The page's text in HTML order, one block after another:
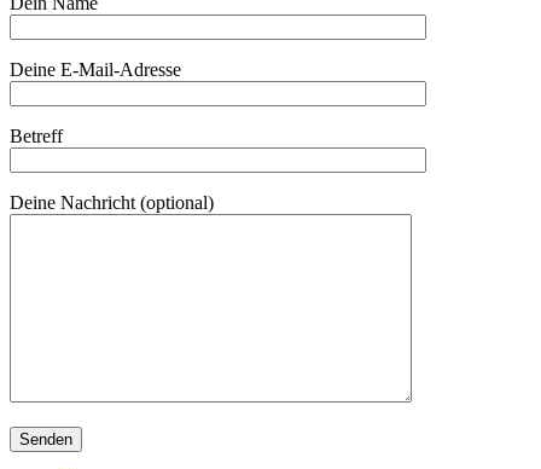
Deine E-Mail-Adresse
Betreff
Deine Nachricht (optional)